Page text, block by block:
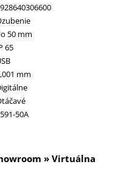
50 mm
65
mm
50A
» Virtuálna